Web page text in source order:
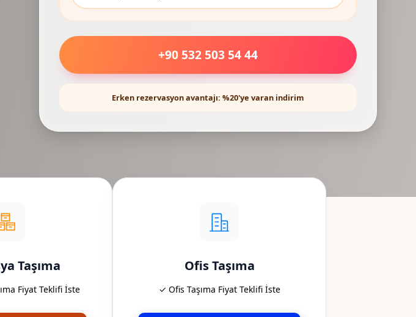
+90 532 503 54 44
Erken rezervasyon avantajı: %20'ye varan indirim
Taşıma
Fiyat Teklifi İste
Ofis Taşıma
✓ Ofis Taşıma Fiyat Teklifi İste